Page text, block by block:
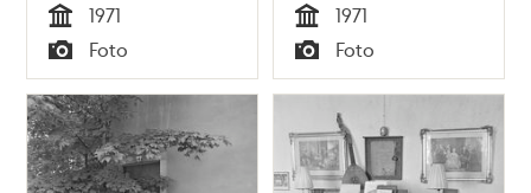
Tid
1971
Typ
Foto Tid
1971
Typ
Foto